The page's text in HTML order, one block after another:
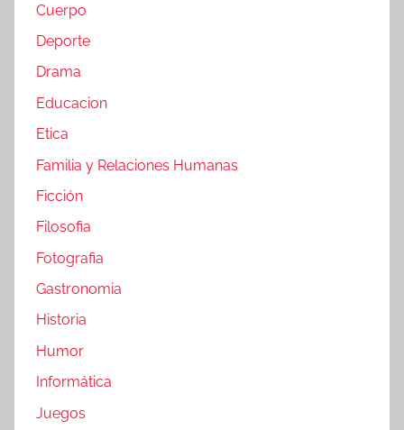
Cuerpo
Deporte
Drama
Educacion
Etica
Familia y Relaciones Humanas
Ficción
Filosofia
Fotografia
Gastronomia
Historia
Humor
Informática
Juegos